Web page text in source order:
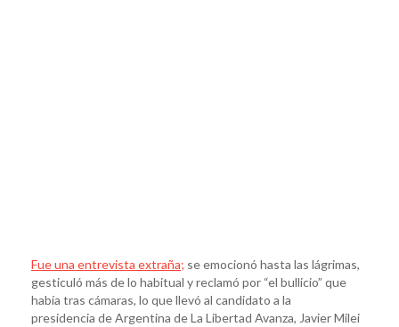
Fue una entrevista extraña; se emocionó hasta las lágrimas,
gesticuló más de lo habitual y reclamó por “el bullicio” que
había tras cámaras, lo que llevó al candidato a la
presidencia de Argentina de La Libertad Avanza, Javier Milei